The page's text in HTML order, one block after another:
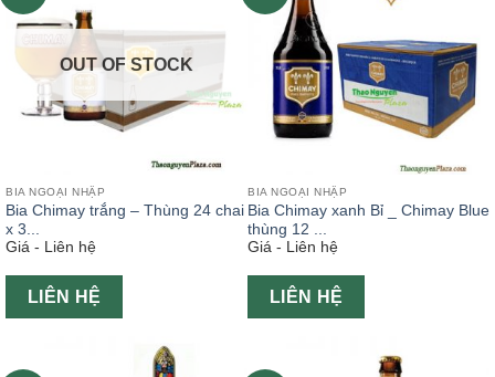
OUT OF STOCK
BIA NGOẠI NHẬP
Bia Chimay trắng – Thùng 24 chai
x 3...
Giá - Liên hệ
LIÊN HỆ
BIA NGOẠI NHẬP
Bia Chimay xanh Bỉ _ Chimay Blue
thùng 12 ...
Giá - Liên hệ
LIÊN HỆ